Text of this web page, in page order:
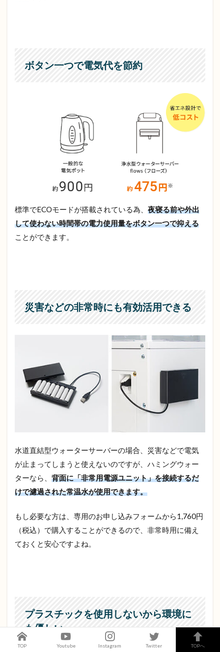
ボタン一つで電気代を節約
標準でECOモードが搭載されている為、 夜寝る前や外出
して使わない時間帯の電力使用量をボタン一つで抑える
ことができます。
災害などの非常時にも有効活用できる
水道直結型ウォーターサーバーの場合、災害などで電気
が止まってしまうと使えないのですが、ハミングウォー
ターなら、 背面に「非常用電源ユニット」を接続するだ
けで濾過された常温水が使用できます。
もし必要な方は、専用のお申し込みフォームから1,760円
（税込）で購入することができるので、非常時用に備え
ておくと安心ですよね。
プラスチックを使用しないから環境に
も優しい
TOP Youtube Instagram Twitter TOPへ